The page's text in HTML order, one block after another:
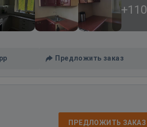
+110
Предложить заказ
ПРЕДЛОЖИТЬ ЗАКАЗ